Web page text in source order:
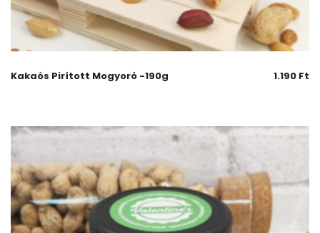
Kakaós Pirított Mogyoró -190g 1.190 Ft